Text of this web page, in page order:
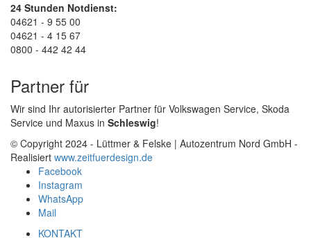
24 Stunden Notdienst:
04621 - 9 55 00
04621 - 4 15 67
0800 - 442 42 44
Partner für
Wir sind Ihr autorisierter Partner für Volkswagen Service, Skoda
Service und Maxus in Schleswig!
© Copyright 2024 - Lüttmer & Felske | Autozentrum Nord GmbH -
Realisiert www.zeitfuerdesign.de
Facebook
Instagram
WhatsApp
Mail
KONTAKT